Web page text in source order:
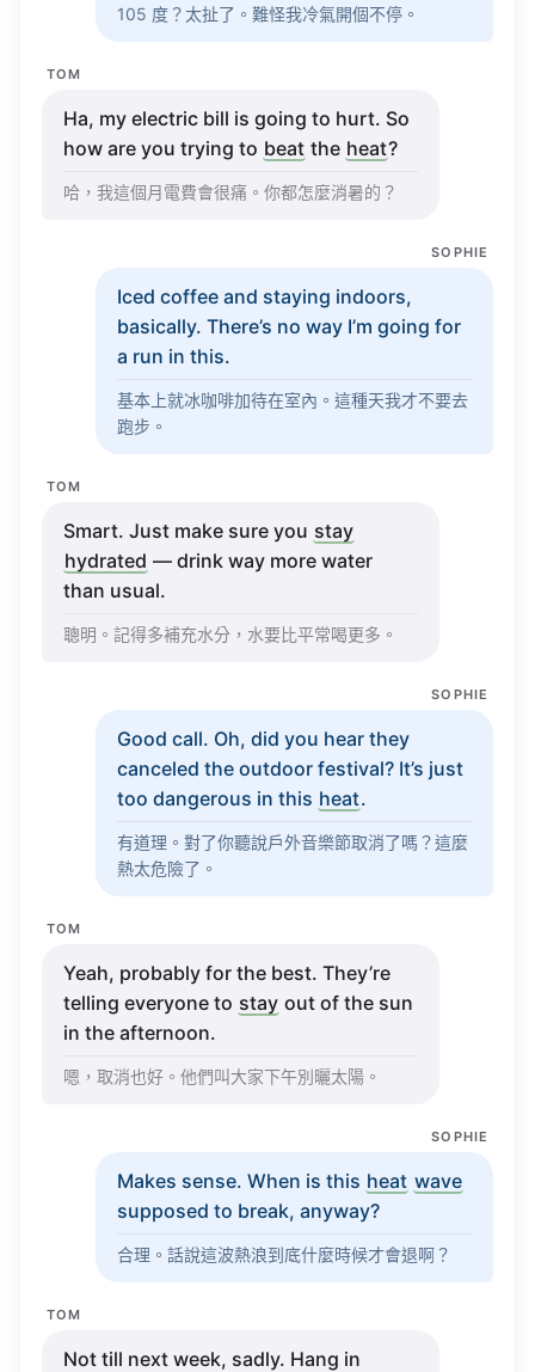
105 度？太扯了。難怪我冷氣開個不停。
TOM
Ha, my electric bill is going to hurt. So
how are you trying to beat the heat?
哈，我這個月電費會很痛。你都怎麼消暑的？
SOPHIE
Iced coffee and staying indoors,
basically. There’s noway I’m going for
a run in this.
基本上就冰咖啡加待在室內。這種天我才不要去
跑步。
TOM
Smart. Just make sure you stay
hydrated — drink way more water
than usual.
聰明。記得多補充水分，水要比平常喝更多。
SOPHIE
Good call. Oh, did you hear they
canceled theoutdoor festival? It’s just
toodangerous in this heat.
有道理。對了你聽說戶外音樂節取消了嗎？這麼
熱太危險了。
TOM
Yeah, probably for the best. They’re
telling everyone to stay out of the sun
in the afternoon.
嗯，取消也好。他們叫大家下午別曬太陽。
SOPHIE
Makes sense. When is this heat wave
supposed to break,anyway?
合理。話說這波熱浪到底什麼時候才會退啊？
TOM
Not till next week, sadly. Hang in